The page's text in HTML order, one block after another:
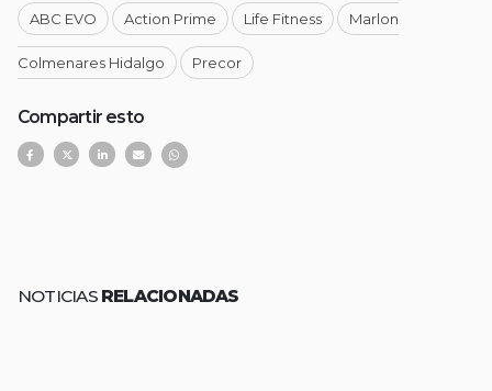
ABC EVO Action Prime Life Fitness Marlon
Colmenares Hidalgo Precor
Compartir esto
NOTICIAS RELACIONADAS